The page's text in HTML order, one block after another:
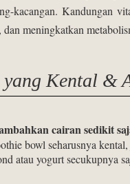
kacangan. Kandungan
meningkatkan
Kental &
cairan sedikit
bowl seharusnya
atau yogurt secukupnya